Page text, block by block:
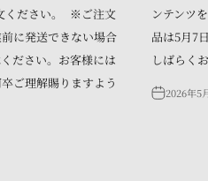
ください。 ※ご注文
に発送できない場合
ださい。お客様には
ご理解賜りますよう
ンテンツ
品は5月7
しばらく
2026年5